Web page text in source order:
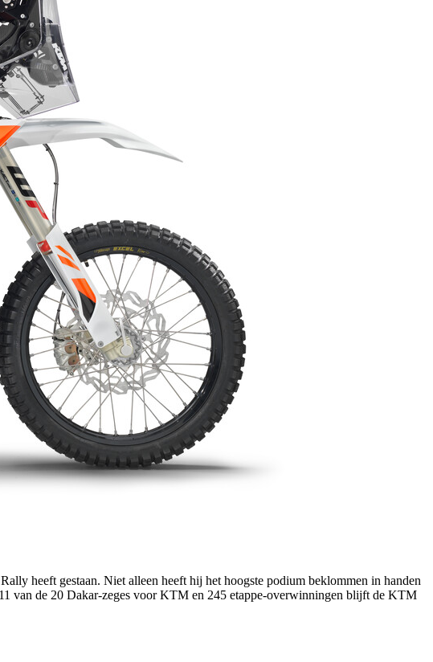
heeft gestaan. Niet alleen heeft hij het hoogste podium beklommen in handen
van de 20 Dakar-zeges voor KTM en 245 etappe-overwinningen blijft de KTM